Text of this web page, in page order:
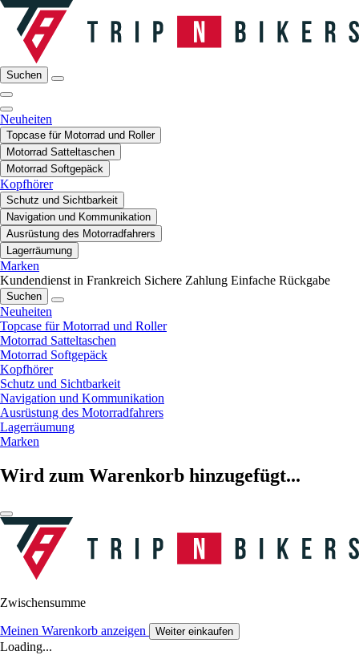
Suchen
Neuheiten
Topcase für Motorrad und Roller
Motorrad Satteltaschen
Motorrad Softgepäck
Kopfhörer
Schutz und Sichtbarkeit
Navigation und Kommunikation
Ausrüstung des Motorradfahrers
Lagerräumung
Marken
Kundendienst in Frankreich Sichere Zahlung Einfache Rückgabe
Suchen
Neuheiten
Topcase für Motorrad und Roller
Motorrad Satteltaschen
Motorrad Softgepäck
Kopfhörer
Schutz und Sichtbarkeit
Navigation und Kommunikation
Ausrüstung des Motorradfahrers
Lagerräumung
Marken
Wird zum Warenkorb hinzugefügt...
Zwischensumme
Meinen Warenkorb anzeigen Weiter einkaufen
Loading...